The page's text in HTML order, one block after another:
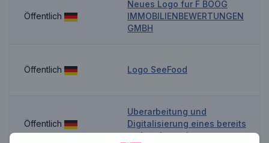
Öffentlich
Neues Logo fur F BOOG
IMMOBILIENBEWERTUNGEN
GMBH
Öffentlich Logo SeeFood
Öffentlich
Uberarbeitung und
Digitalisierung eines bereits
vorhandenen Logos